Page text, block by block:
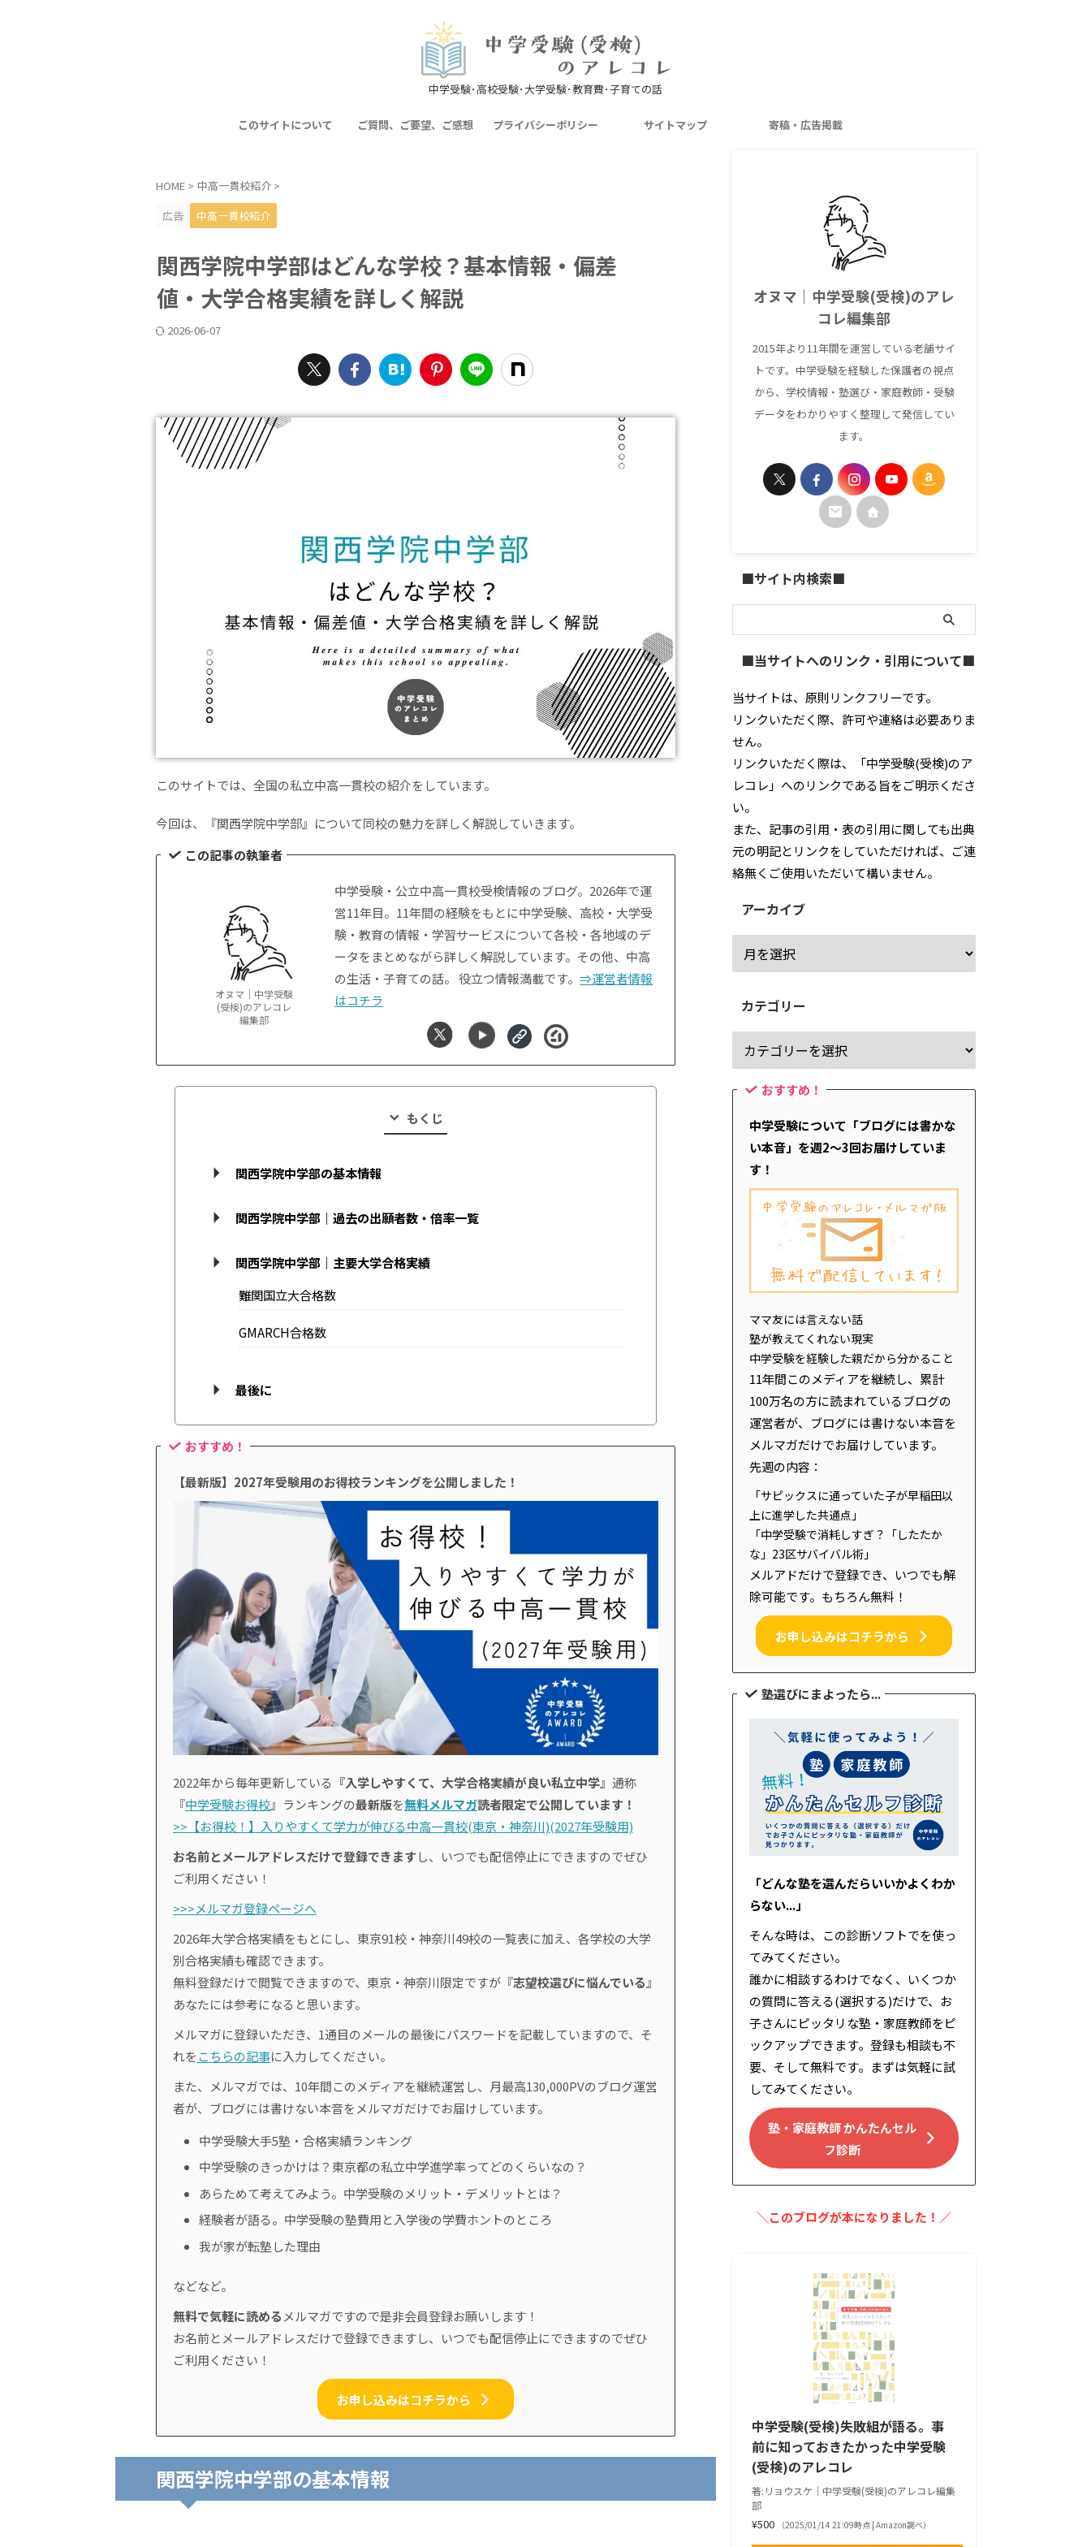
中学受験･高校受験･大学受験･教育費･子育ての話
このサイトについて ご質問、ご要望、ご感想 プライバシーポリシー サイトマップ 寄稿・広告掲載
HOME > 中高一貫校紹介 >
広告
中高一貫校紹介
関西学院中学部はどんな学校？基本情報・偏差
値・大学合格実績を詳しく解説
2026-06-07
このサイトでは、全国の私立中高一貫校の紹介をしています。
今回は、『関西学院中学部』について同校の魅力を詳しく解説していきます。
この記事の執筆者
オヌマ｜中学受験
(受検)のアレコレ
編集部
中学受験・公立中高一貫校受検情報のブログ。2026年で運
営11年目。11年間の経験をもとに中学受験、高校・大学受
験・教育の情報・学習サービスについて各校・各地域のデ
ータをまとめながら詳しく解説しています。その他、中高
の生活・子育ての話。 役立つ情報満載です。⇒運営者情報
はコチラ
もくじ
関西学院中学部の基本情報
関西学院中学部｜過去の出願者数・倍率一覧
関西学院中学部｜主要大学合格実績
難関国立大合格数
GMARCH合格数
最後に
おすすめ！
【最新版】2027年受験用のお得校ランキングを公開しました！
2022年から毎年更新している 『入学しやすくて、大学合格実績が良い私立中学』 通称
『中学受験お得校』ランキングの最新版を無料メルマガ読者限定で公開しています！
>>【お得校！】入りやすくて学力が伸びる中高一貫校(東京・神奈川)(2027年受験用)
お名前とメールアドレスだけで登録できますし、いつでも配信停止にできますのでぜひ
ご利用ください！
>>>メルマガ登録ページへ
2026年大学合格実績をもとにし、東京91校・神奈川49校の一覧表に加え、各学校の大学
別合格実績も確認できます。
無料登録だけで閲覧できますので、東京・神奈川限定ですが『志望校選びに悩んでいる 』
あなたには参考になると思います。
メルマガに登録いただき、1通目のメールの最後にパスワードを記載していますので、そ
れをこちらの記事に入力してください。
また、メルマガでは、10年間このメディアを継続運営し、月最高130,000PVのブログ運営
者が、ブログには書けない本音をメルマガだけでお届けしています。
中学受験大手5塾・合格実績ランキング
中学受験のきっかけは？東京都の私立中学進学率ってどのくらいなの？
あらためて考えてみよう。中学受験のメリット・デメリットとは？
経験者が語る。中学受験の塾費用と入学後の学費ホントのところ
我が家が転塾した理由
などなど。
無料で気軽に読めるメルマガですので是非会員登録お願いします！
お名前とメールアドレスだけで登録できますし、いつでも配信停止にできますのでぜひ
ご利用ください！
お申し込みはコチラから
関西学院中学部の基本情報
オヌマ｜中学受験(受検)のアレ
コレ編集部
2015年より11年間を運営している老舗サイ
トです。中学受験を経験した保護者の視点
から、学校情報・塾選び・家庭教師・受験
データをわかりやすく整理して発信してい
ます。
■サイト内検索■
■当サイトへのリンク・引用について■
当サイトは、原則リンクフリーです。
リンクいただく際、許可や連絡は必要ありま
せん。
リンクいただく際は、「中学受験(受検)のア
レコレ」へのリンクである旨をご明示くださ
い。
また、記事の引用・表の引用に関しても出典
元の明記とリンクをしていただければ、ご連
絡無くご使用いただいて構いません。
アーカイブ
カテゴリー
おすすめ！
中学受験について「ブログには書かな
い本音」を週2～3回お届けしていま
す！
ママ友には言えない話
塾が教えてくれない現実
中学受験を経験した親だから分かること
11年間このメディアを継続し、累計
100万名の方に読まれているブログの
運営者が、ブログには書けない本音を
メルマガだけでお届けしています。
先週の内容：
「サピックスに通っていた子が早稲田以
上に進学した共通点」
「中学受験で消耗しすぎ？「したたか
な」23区サバイバル術」
メルアドだけで登録でき、いつでも解
除可能です。もちろん無料！
お申し込みはコチラから
塾選びにまよったら...
「どんな塾を選んだらいいかよくわか
らない...」
そんな時は、この診断ソフトでを使っ
てみてください。
誰かに相談するわけでなく、いくつか
の質問に答える(選択する)だけで、お
子さんにピッタリな塾・家庭教師をピ
ックアップできます。登録も相談も不
要、そして無料です。まずは気軽に試
してみてください。
塾・家庭教師 かんたんセル
フ診断
╲このブログが本になりました！／
中学受験(受検)失敗組が語る。事
前に知っておきたかった中学受験
(受検)のアレコレ
著:リョウスケ｜中学受験(受検)のアレコレ編集
部
¥500 （2025/01/14 21:09時点 | Amazon調べ）